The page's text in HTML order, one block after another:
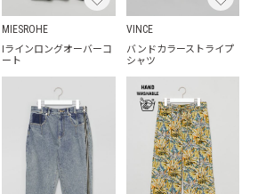
MIESROHE
Iラインロングオーバーコ
ート
VINCE
バンドカラーストライプ
シャツ